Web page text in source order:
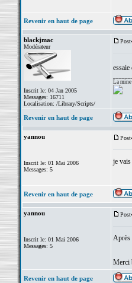
Revenir en haut de page
blackjmac
Modérateur
Inscrit le: 04 Jan 2005
Messages: 16711
Localisation: /Library/Scripts/
La
Revenir en haut de page
yannou
Inscrit le: 01 Mai 2006
Messages: 5
je
Revenir en haut de page
yannou
Inscrit le: 01 Mai 2006
Messages: 5
Après
Merci
Revenir en haut de page